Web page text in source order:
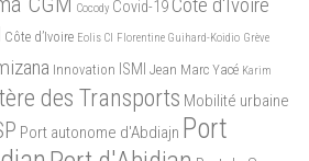
Cocody Covid-19 Côte d'Ivoire
Côte d’Ivoire Eolis CI Florentine Guihard-Koidio Grève
Innovation ISMI Jean Marc Yacé Karim
des Transports Mobilité urbaine
Port autonome d'Abdiajn Port